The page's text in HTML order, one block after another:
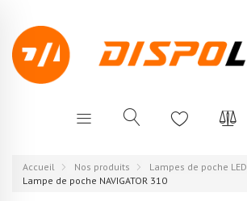
Accueil Nos produits
Lampes de poche LED
Lampe de poche NAVIGATOR 310